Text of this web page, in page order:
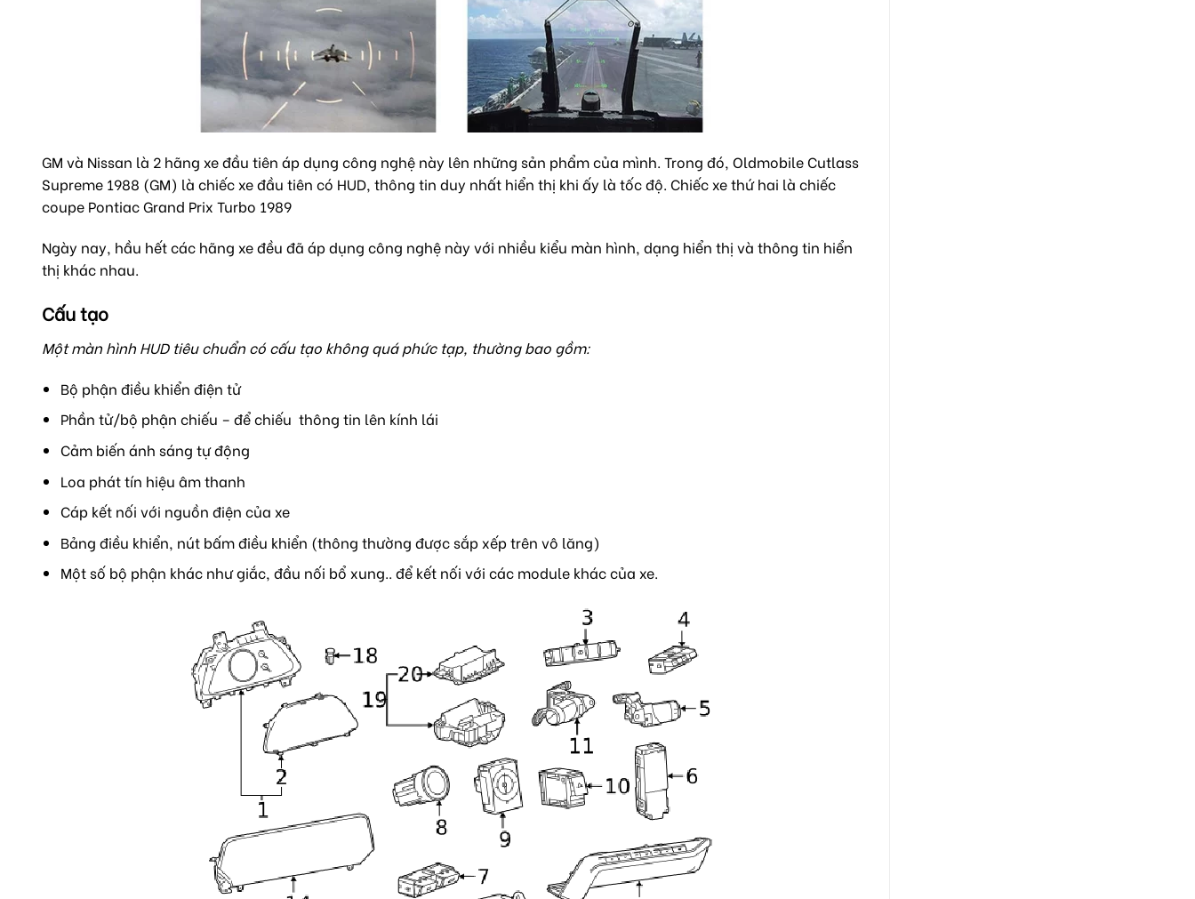
GM và Nissan là 2 hãng xe đầu tiên áp dụng công nghệ này lên những sản phẩm của mình. Trong đó, Oldmobile Cutlass
Supreme 1988 (GM) là chiếc xe đầu tiên có HUD, thông tin duy nhất hiển thị khi ấy là tốc độ. Chiếc xe thứ hai là chiếc
coupe Pontiac Grand Prix Turbo 1989
Ngày nay, hầu hết các hãng xe đều đã áp dụng công nghệ này với nhiều kiểu màn hình, dạng hiển thị và thông tin hiển
thị khác nhau.
Cấu tạo
Một màn hình HUD tiêu chuẩn có cấu tạo không quá phức tạp, thường bao gồm:
Bộ phận điều khiển điện tử
Phần tử/bộ phận chiếu – để chiếu thông tin lên kính lái
Cảm biến ánh sáng tự động
Loa phát tín hiệu âm thanh
Cáp kết nối với nguồn điện của xe
Bảng điều khiển, nút bấm điều khiển (thông thường được sắp xếp trên vô lăng)
Một số bộ phận khác như giắc, đầu nối bổ xung.. để kết nối với các module khác của xe.